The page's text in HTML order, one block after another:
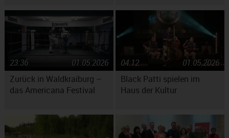
Zurück in Waldkraiburg –
das Americana Festival
01.05.2026
23:36
Black Patti spielen im
Haus der Kultur
01.05.2026
04:12